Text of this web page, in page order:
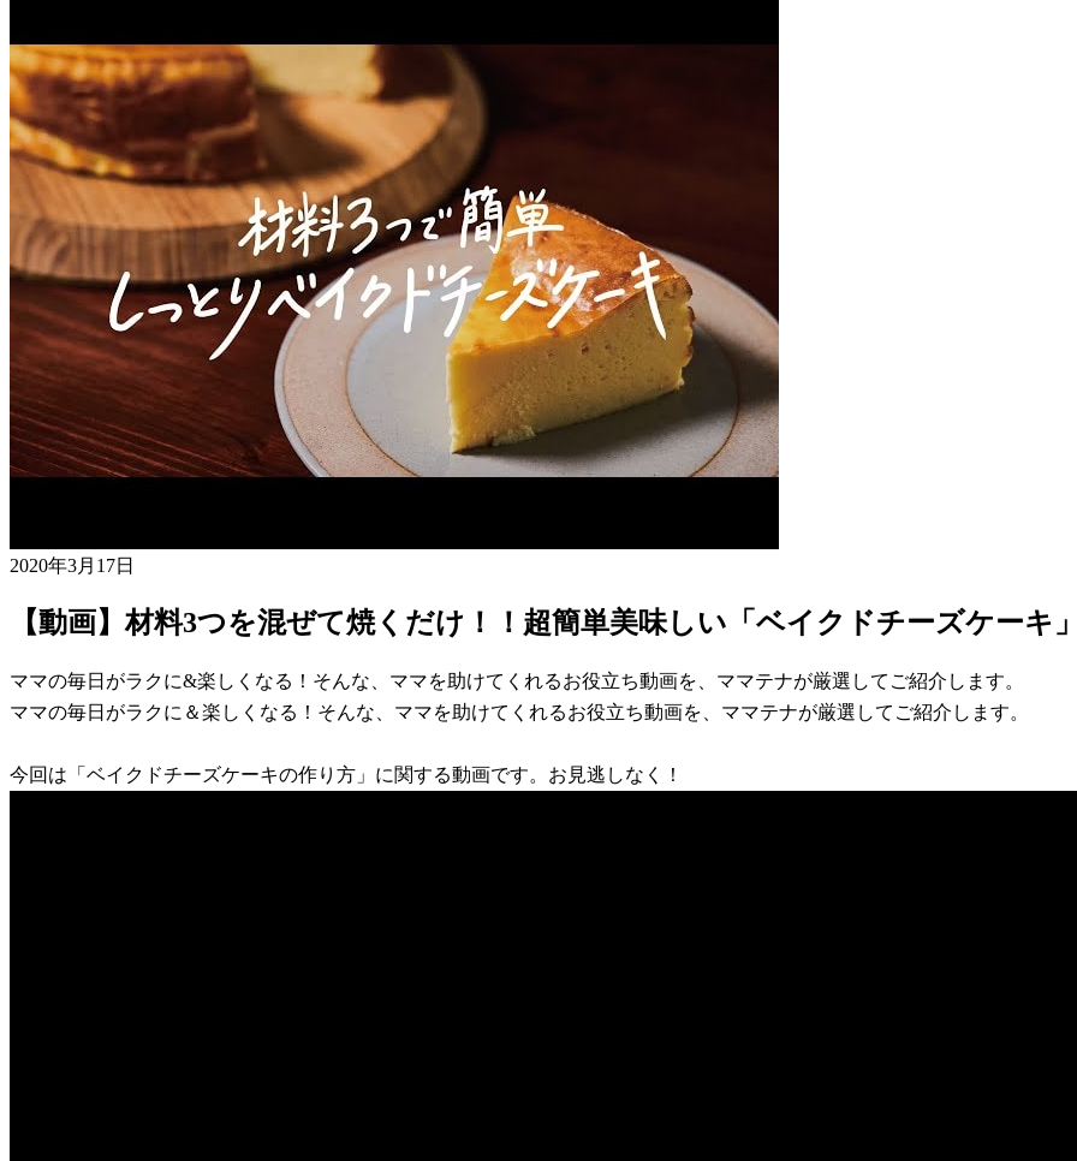
2020年3月17日
【動画】材料3つを混ぜて焼くだけ！！超簡単美味しい「ベイクドチーズケーキ
ママの毎日がラクに&楽しくなる！そんな、ママを助けてくれるお役立ち動画を、ママテナが厳選してご紹介します。
ママの毎日がラクに＆楽しくなる！そんな、ママを助けてくれるお役立ち動画を、ママテナが厳選してご紹介します。
今回は「ベイクドチーズケーキの作り方」に関する動画です。お見逃しなく！